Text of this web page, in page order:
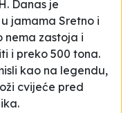
. Danas je
jamama Sretno i
nema zastoja i
i preko 500 tona.
kao na legendu,
cvijeće pred